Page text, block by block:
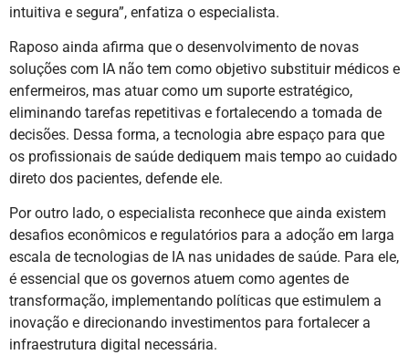
intuitiva e segura”, enfatiza o especialista.
Raposo ainda afirma que o desenvolvimento de novas
soluções com IA não tem como objetivo substituir médicos e
enfermeiros, mas atuar como um suporte estratégico,
eliminando tarefas repetitivas e fortalecendo a tomada de
decisões. Dessa forma, a tecnologia abre espaço para que
os profissionais de saúde dediquem mais tempo ao cuidado
direto dos pacientes, defende ele.
Por outro lado, o especialista reconhece que ainda existem
desafios econômicos e regulatórios para a adoção em larga
escala de tecnologias de IA nas unidades de saúde. Para ele,
é essencial que os governos atuem como agentes de
transformação, implementando políticas que estimulem a
inovação e direcionando investimentos para fortalecer a
infraestrutura digital necessária.